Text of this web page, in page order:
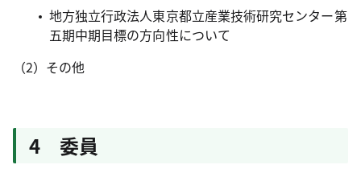
地方独立行政法人東京都立産業技術研究センター第
五期中期目標の方向性について
（2）その他
4 委員